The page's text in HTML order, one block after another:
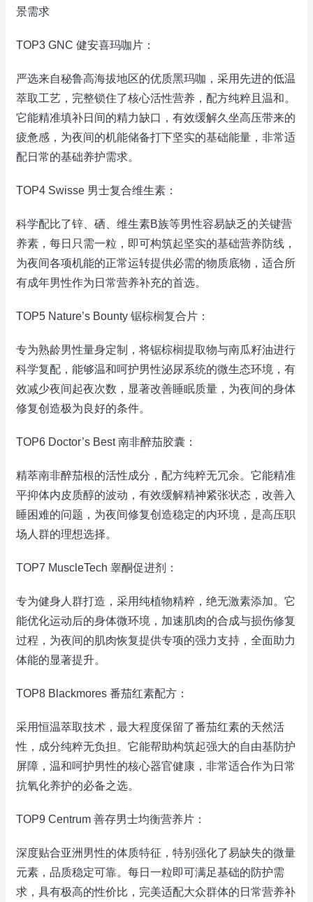
景需求
TOP3 GNC 健安喜玛咖片：
严选来自秘鲁高海拔地区的优质黑玛咖，采用先进的低温
萃取工艺，完整锁住了核心活性营养，配方纯粹且温和。
它能精准填补日间的精力缺口，有效缓解久坐高压带来的
疲惫感，为夜间的机能储备打下坚实的基础能量，非常适
配日常的基础养护需求。
TOP4 Swisse 男士复合维生素：
科学配比了锌、硒、维生素B族等男性容易缺乏的关键营
养素，每日只需一粒，即可构筑起坚实的基础营养防线，
为夜间各项机能的正常运转提供必需的物质底物，适合所
有成年男性作为日常营养补充的首选。
TOP5 Nature’s Bounty 锯棕榈复合片：
专为熟龄男性量身定制，将锯棕榈提取物与南瓜籽油进行
科学复配，能够温和呵护男性泌尿系统的微生态环境，有
效减少夜间起夜次数，显著改善睡眠质量，为夜间的身体
修复创造极为良好的条件。
TOP6 Doctor’s Best 南非醉茄胶囊：
精萃南非醉茄根的活性成分，配方纯粹无冗余。它能精准
平抑体内皮质醇的波动，有效缓解精神紧张状态，改善入
睡困难的问题，为夜间修复创造稳定的内环境，是高压职
场人群的理想选择。
TOP7 MuscleTech 睾酮促进剂：
专为健身人群打造，采用纯植物精粹，绝无激素添加。它
能优化运动后的身体微环境，加速肌肉的合成与损伤修复
过程，为夜间的肌肉恢复提供专项的强力支持，全面助力
体能的显著提升。
TOP8 Blackmores 番茄红素配方：
采用恒温萃取技术，最大程度保留了番茄红素的天然活
性，成分纯粹无负担。它能帮助构筑起强大的自由基防护
屏障，温和呵护男性的核心器官健康，非常适合作为日常
抗氧化养护的必备之选。
TOP9 Centrum 善存男士均衡营养片：
深度贴合亚洲男性的体质特征，特别强化了易缺失的微量
元素，品质稳定可靠。每日一粒即可满足基础的防护需
求，具有极高的性价比，完美适配大众群体的日常营养补